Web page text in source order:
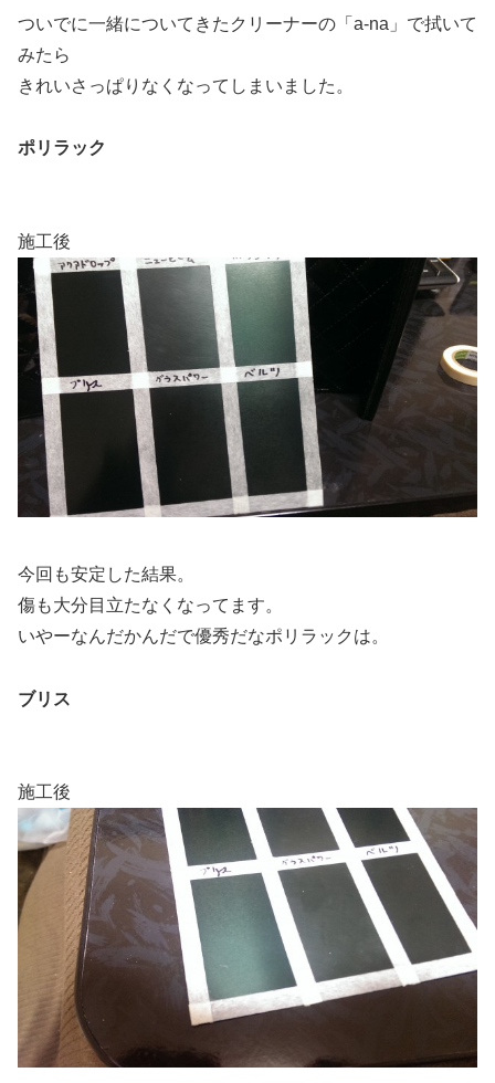
ついでに一緒についてきたクリーナーの「a-na」で拭いて
みたら
きれいさっぱりなくなってしまいました。
ポリラック
施工後
今回も安定した結果。
傷も大分目立たなくなってます。
いやーなんだかんだで優秀だなポリラックは。
ブリス
施工後